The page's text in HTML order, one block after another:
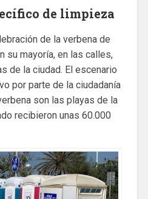
de limpieza
de la verbena de
su mayoría, en las calles,
de la ciudad. El escenario
por parte de la ciudadanía
son las playas de la
recibieron unas 60.000